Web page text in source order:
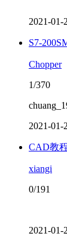
2021-01-
S7-
Chopper
1/370
2021-01-
CAD教
xiangi
0/191
2021-01-